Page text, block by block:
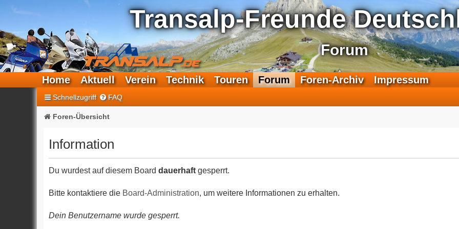
Transalp-Freunde
Forum
F
e
a
Home Aktuell Verein Technik Touren Forum Foren-Archiv Impressum
Schnellzugriff FAQ
Foren-Übersicht
Information
Du wurdest auf diesem Board dauerhaftgesperrt.
Bitte kontaktiere die Board-Administration, um weitere Informationen zu erhalten.
Dein Benutzername wurde gesperrt.